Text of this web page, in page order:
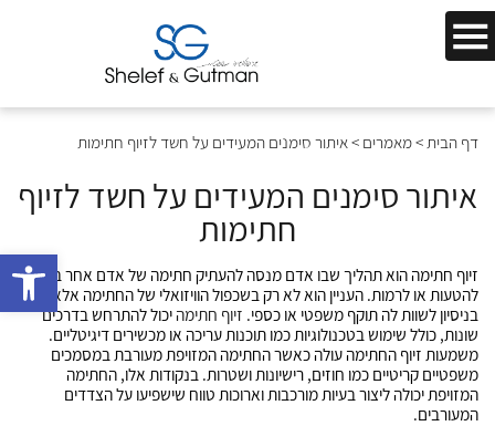
דף הבית >מאמרים >איתור סימנים המעידים על חשד לזיוף חתימות
איתור סימנים המעידים על חשד לזיוף
חתימות
זיוף חתימה הוא תהליך שבו אדם מנסה להעתיק חתימה של אדם אחר במטרה
להטעות או לרמות. העניין הוא לא רק בשכפול הוויזואלי של החתימה אלא גם
בניסיון לשוות לה תוקף משפטי או כספי. זיוף חתימה יכול להתרחש בדרכים
שונות, כולל שימוש בטכנולוגיות כמו תוכנות עריכה או מכשירים דיגיטליים.
משמעות זיוף החתימה עולה כאשר החתימה המזויפת מעורבת במסמכים
משפטיים קריטיים כמו חוזים, רישיונות ושטרות. בנקודות אלו, החתימה
המזויפת יכולה ליצור בעיות מורכבות וארוכות טווח שישפיעו על הצדדים
המעורבים.